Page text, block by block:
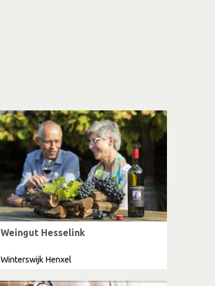
Weingut Hesselink
Winterswijk Henxel